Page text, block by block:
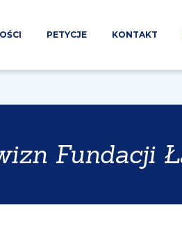
PETYCJE KONTAKT
Fundacji